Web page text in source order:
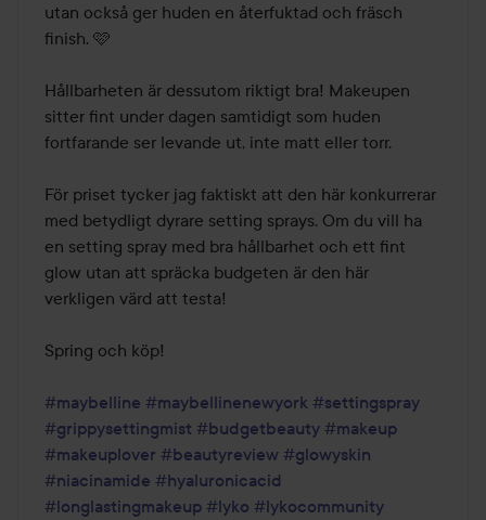
utan också ger huden en återfuktad och fräsch
finish. 🩷
Hållbarheten är dessutom riktigt bra! Makeupen
sitter fint under dagen samtidigt som huden
fortfarande ser levande ut, inte matt eller torr.
För priset tycker jag faktiskt att den här konkurrerar
med betydligt dyrare setting sprays. Om du vill ha
en setting spray med bra hållbarhet och ett fint
glow utan att spräcka budgeten är den här
verkligen värd att testa!
Spring och köp!
#maybelline #maybellinenewyork #settingspray
#grippysettingmist #budgetbeauty #makeup
#makeuplover #beautyreview #glowyskin
#niacinamide #hyaluronicacid
#longlastingmakeup #lyko #lykocommunity